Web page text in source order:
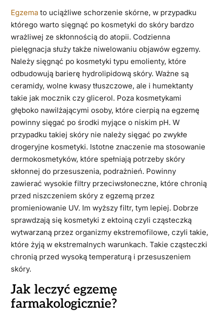
Egzemato uciążliwe schorzenie skórne, w przypadku
którego warto sięgnąć po kosmetyki do skóry bardzo
wrażliwej ze skłonnością do atopii. Codzienna
pielęgnacja służy także niwelowaniu objawów egzemy.
Należy sięgnąć po kosmetyki typu emolienty, które
odbudowują barierę hydrolipidową skóry. Ważne są
ceramidy, wolne kwasy tłuszczowe, ale i humektanty
takie jak mocznik czy glicerol. Poza kosmetykami
głęboko nawilżającymi osoby, które cierpią na egzemę
powinny sięgać po środki myjące o niskim pH. W
przypadku takiej skóry nie należy sięgać po zwykłe
drogeryjne kosmetyki. Istotne znaczenie ma stosowanie
dermokosmetyków, które spełniają potrzeby skóry
skłonnej do przesuszenia, podrażnień. Powinny
zawierać wysokie filtry przeciwsłoneczne, które chronią
przed niszczeniem skóry z egzemą przez
promieniowanie UV. Im wyższy filtr, tym lepiej. Dobrze
sprawdzają się kosmetyki z ektoiną czyli cząsteczką
wytwarzaną przez organizmy ekstremofilowe, czyli takie,
które żyją w ekstremalnych warunkach. Takie cząsteczki
chronią przed wysoką temperaturą i przesuszeniem
skóry.
Jak leczyć egzemę
farmakologicznie?